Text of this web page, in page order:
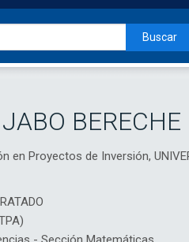
Buscar
BERECHE
Proyectos de Inversión,